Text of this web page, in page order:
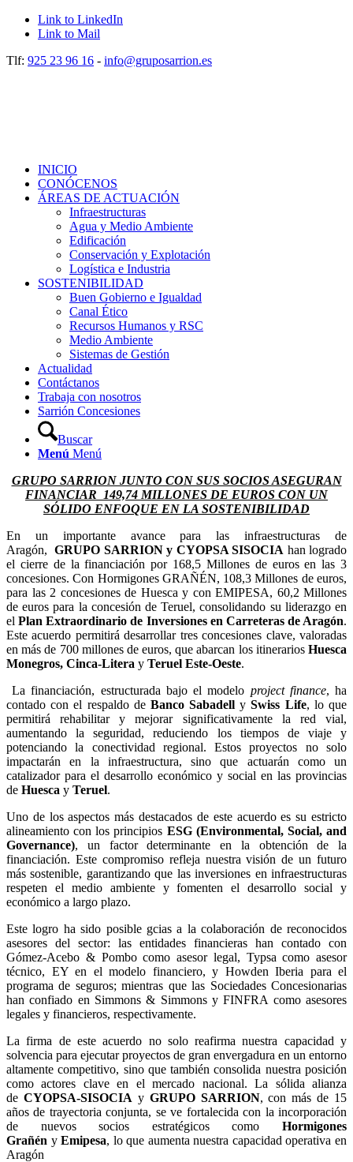
Link to LinkedIn
Link to Mail
Tlf: 925 23 96 16 - info@gruposarrion.es
INICIO
CONÓCENOS
ÁREAS DE ACTUACIÓN
Infraestructuras
Agua y Medio Ambiente
Edificación
Conservación y Explotación
Logística e Industria
SOSTENIBILIDAD
Buen Gobierno e Igualdad
Canal Ético
Recursos Humanos y RSC
Medio Ambiente
Sistemas de Gestión
Actualidad
Contáctanos
Trabaja con nosotros
Sarrión Concesiones
Buscar
Menú Menú
GRUPO SARRION JUNTO CON SUS SOCIOS ASEGURAN
FINANCIAR 149,74 MILLONES DE EUROS CON UN
SÓLIDO ENFOQUE EN LA SOSTENIBILIDAD
En un importante avance para las infraestructuras de
Aragón, GRUPO SARRION y CYOPSA SISOCIA han logrado
el cierre de la financiación por 168,5 Millones de euros en las 3
concesiones. Con Hormigones GRAÑÉN, 108,3 Millones de euros,
para las 2 concesiones de Huesca y con EMIPESA, 60,2 Millones
de euros para la concesión de Teruel, consolidando su liderazgo en
elPlan Extraordinario de Inversiones en Carreteras de Aragón.
Este acuerdo permitirá desarrollar tres concesiones clave, valoradas
en más de 700 millones de euros, que abarcan los itinerarios Huesca
Monegros, Cinca-Litera y Teruel Este-Oeste.
La financiación, estructurada bajo el modelo project finance, ha
contado con el respaldo de Banco Sabadell ySwiss Life, lo que
permitirá rehabilitar y mejorar significativamente la red vial,
aumentando la seguridad, reduciendo los tiempos de viaje y
potenciando la conectividad regional. Estos proyectos no solo
impactarán en la infraestructura, sino que actuarán como un
catalizador para el desarrollo económico y social en las provincias
de Huesca y Teruel.
Uno de los aspectos más destacados de este acuerdo es su estricto
alineamiento con los principios ESG (Environmental, Social, and
Governance), un factor determinante en la obtención de la
financiación. Este compromiso refleja nuestra visión de un futuro
más sostenible, garantizando que las inversiones en infraestructuras
respeten el medio ambiente y fomenten el desarrollo social y
económico a largo plazo.
Este logro ha sido posible gcias a la colaboración de reconocidos
asesores del sector: las entidades financieras han contado con
Gómez-Acebo & Pombo como asesor legal, Typsa como asesor
técnico, EY en el modelo financiero, y Howden Iberia para el
programa de seguros; mientras que las Sociedades Concesionarias
han confiado en Simmons & Simmons y FINFRA como asesores
legales y financieros, respectivamente.
La firma de este acuerdo no solo reafirma nuestra capacidad y
solvencia para ejecutar proyectos de gran envergadura en un entorno
altamente competitivo, sino que también consolida nuestra posición
como actores clave en el mercado nacional. La sólida alianza
de CYOPSA-SISOCIA y GRUPO SARRION, con más de 15
años de trayectoria conjunta, se ve fortalecida con la incorporación
de nuevos socios estratégicos como Hormigones
Grañén yEmipesa, lo que aumenta nuestra capacidad operativa en
Aragón